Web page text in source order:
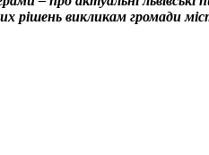
рішень викликам громади